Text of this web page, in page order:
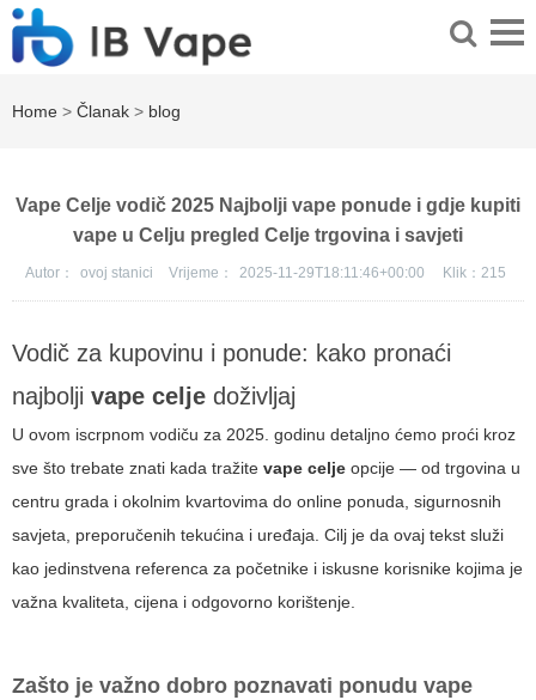
Home > Članak > blog
Vape Celje vodič 2025 Najbolji vape ponude i gdje kupiti
vape u Celju pregled Celje trgovina i savjeti
Autor： ovoj stanici Vrijeme： 2025-11-29T18:11:46+00:00 Klik： 215
Vodič za kupovinu i ponude: kako pronaći
najbolji vape celje doživljaj
U ovom iscrpnom vodiču za 2025. godinu detaljno ćemo proći kroz
sve što trebate znati kada tražite vape celje opcije — od trgovina u
centru grada i okolnim kvartovima do online ponuda, sigurnosnih
savjeta, preporučenih tekućina i uređaja. Cilj je da ovaj tekst služi
kao jedinstvena referenca za početnike i iskusne korisnike kojima je
važna kvaliteta, cijena i odgovorno korištenje.
Zašto je važno dobro poznavati ponudu vape